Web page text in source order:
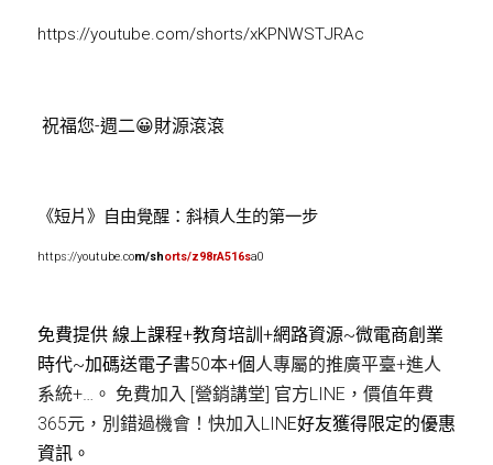
https://youtube.com/shorts/xKPNWSTJRAc
祝福您-週二😀財源滾滾
《短片》自由覺醒：斜槓人生的第一步
https://youtube.com/shorts/z98rA516sa0
免費提供 線上課程+教育培訓+網路資源~微電商創業
時代~加碼送電子書50本+個人專屬的推廣平臺+進人
系統+…。 免費加入 [營銷講堂] 官方LINE，價值年費
365元，別錯過機會！快加入LINE好友獲得限定的優惠
資訊。